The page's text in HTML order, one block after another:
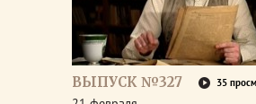
ВЫПУСК №327 35